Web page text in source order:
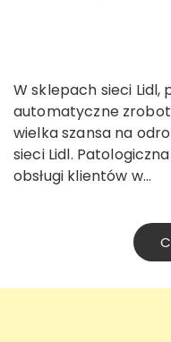
W sklepach sieci Lidl, pojawiły się kilka dni temu kasy
automatyczne
wielka szansa na
sieci Lidl.
obsługi klientów w…